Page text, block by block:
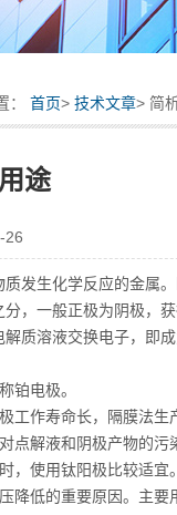
： 首页> 技术文章> 简
途
26
发生化学反应的金属
，一般正极为阴极，
质溶液交换电子，即成
铂电极。
作寿命长，隔膜法生
点解液和阴极产物的污
使用钛阳极比较适宜。
低的重要原因。主要